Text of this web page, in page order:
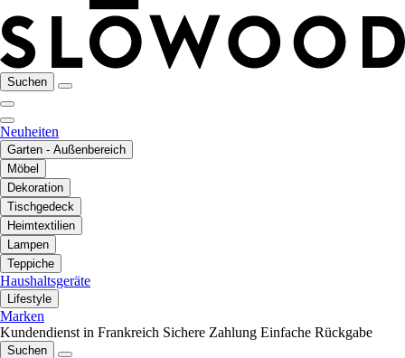
Suchen
Neuheiten
Garten - Außenbereich
Möbel
Dekoration
Tischgedeck
Heimtextilien
Lampen
Teppiche
Haushaltsgeräte
Lifestyle
Marken
Kundendienst in Frankreich Sichere Zahlung Einfache Rückgabe
Suchen